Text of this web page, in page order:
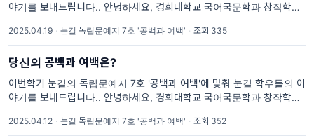
야기를 보내드립니다.. 안녕하세요, 경희대학교 국어국문학과 창작학회
들을 출판으로 아름답게 피워내기를 바라며 매학기 독립문예지를
2025.04.19 · 눈길 독립문예지 7호 '공백과 여백' · 조회 335
당신의 공백과 여백은?
이번학기 눈길의 독립문예지 7호 '공백과 여백'에 맞춰 눈길 학우들의 이
야기를 보내드립니다.. 안녕하세요, 경희대학교 국어국문학과 창작학회
들을 출판으로 아름답게 피워내기를 바라며 매학기 독립문예지를
2025.04.12 · 눈길 독립문예지 7호 '공백과 여백' · 조회 352